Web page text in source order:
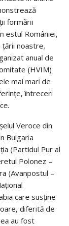
formării
estul României,
noastre,
anual de
(HVIM)
mai mari de
întreceri
Veroce din
Bulgaria
(Partidul Pur al
Polonez –
(Avanpostul –
care susţine
diferită de
au fost